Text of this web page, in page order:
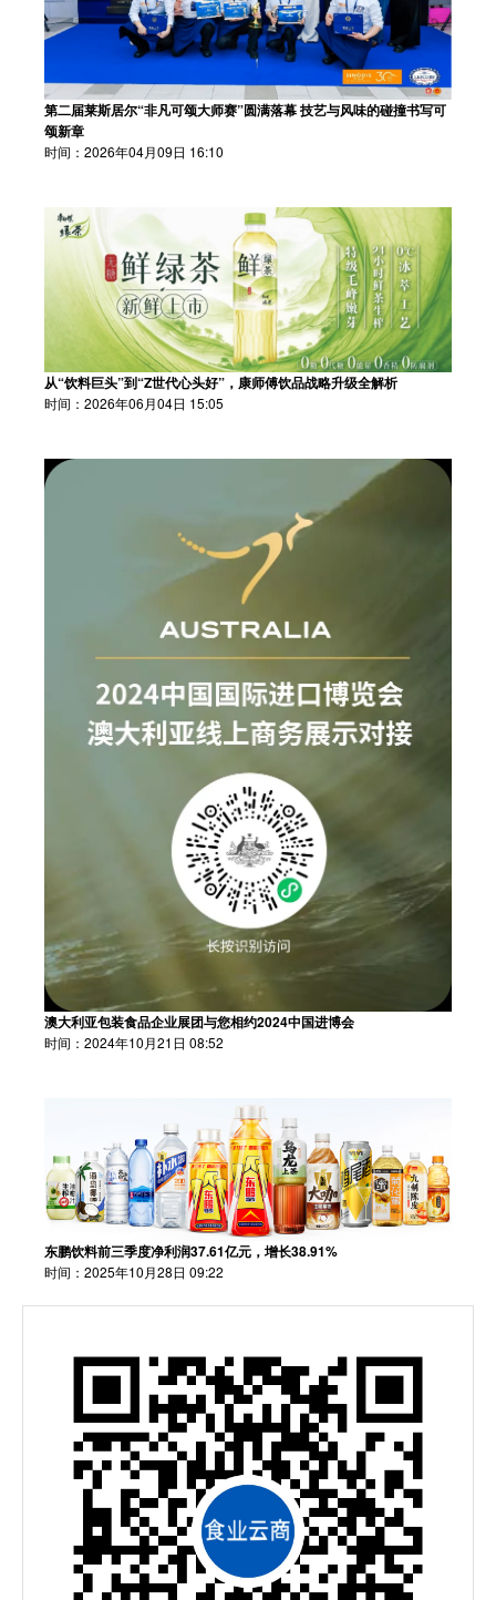
第二届莱斯居尔“非凡可颂大师赛”圆满落幕 技艺与风味的碰撞书写可
颂新章
时间：2026年04月09日 16:10
从“饮料巨头”到“Z世代心头好”，康师傅饮品战略升级全解析
时间：2026年06月04日 15:05
澳大利亚包装食品企业展团与您相约2024中国进博会
时间：2024年10月21日 08:52
东鹏饮料前三季度净利润37.61亿元，增长38.91%
时间：2025年10月28日 09:22